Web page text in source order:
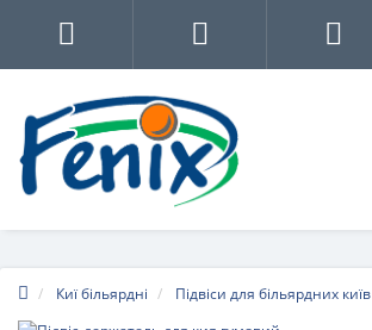
Киї більярдні Підвіси для більярдних київ